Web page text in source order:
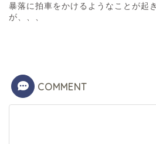
暴落に拍車をかけるようなことが起
が、、、
COMMENT